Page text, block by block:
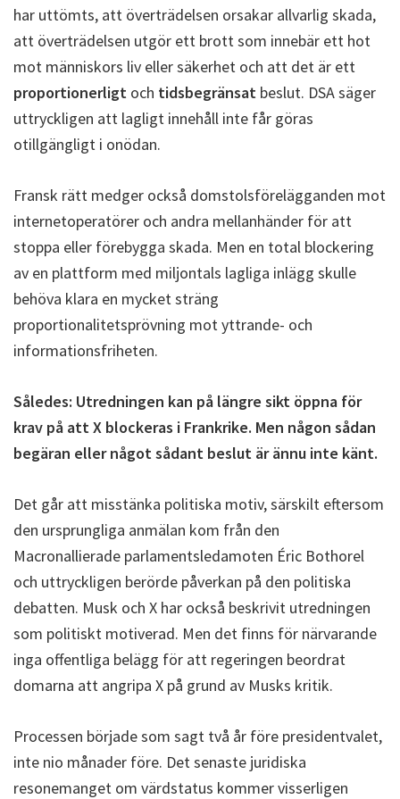
har uttömts, att överträdelsen orsakar allvarlig skada,
att överträdelsen utgör ett brott som innebär ett hot
mot människors liv eller säkerhet och att det är ett
proportionerligt och tidsbegränsat beslut. DSA säger
uttryckligen att lagligt innehåll inte får göras
otillgängligt i onödan.
Fransk rätt medger också domstolsförelägganden mot
internetoperatörer och andra mellanhänder för att
stoppa eller förebygga skada. Men en total blockering
av en plattform med miljontals lagliga inlägg skulle
behöva klara en mycket sträng
proportionalitetsprövning mot yttrande- och
informationsfriheten.
Således: Utredningen kan på längre sikt öppna för
krav på att X blockeras i Frankrike. Men någon sådan
begäran eller något sådant beslut är ännu inte känt.
Det går att misstänka politiska motiv, särskilt eftersom
den ursprungliga anmälan kom från den
Macronallierade parlamentsledamoten Éric Bothorel
och uttryckligen berörde påverkan på den politiska
debatten. Musk och X har också beskrivit utredningen
som politiskt motiverad. Men det finns för närvarande
inga offentliga belägg för att regeringen beordrat
domarna att angripa X på grund av Musks kritik.
Processen började som sagt två år före presidentvalet,
inte nio månader före. Det senaste juridiska
resonemanget om värdstatus kommer visserligen